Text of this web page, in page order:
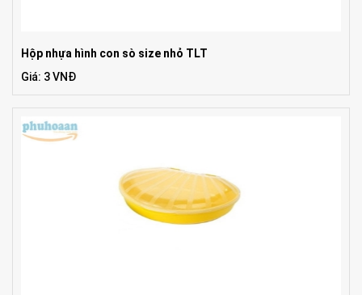
Hộp nhựa hình con sò size nhỏ TLT
Giá: 3 VNĐ